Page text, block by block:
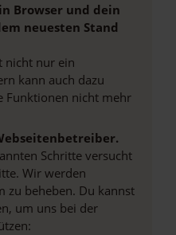
Browser und dein
neuesten Stand
nicht nur ein
kann auch dazu
Funktionen nicht mehr
Schritte versucht
Wir werden
zu beheben. Du kannst
um uns bei der